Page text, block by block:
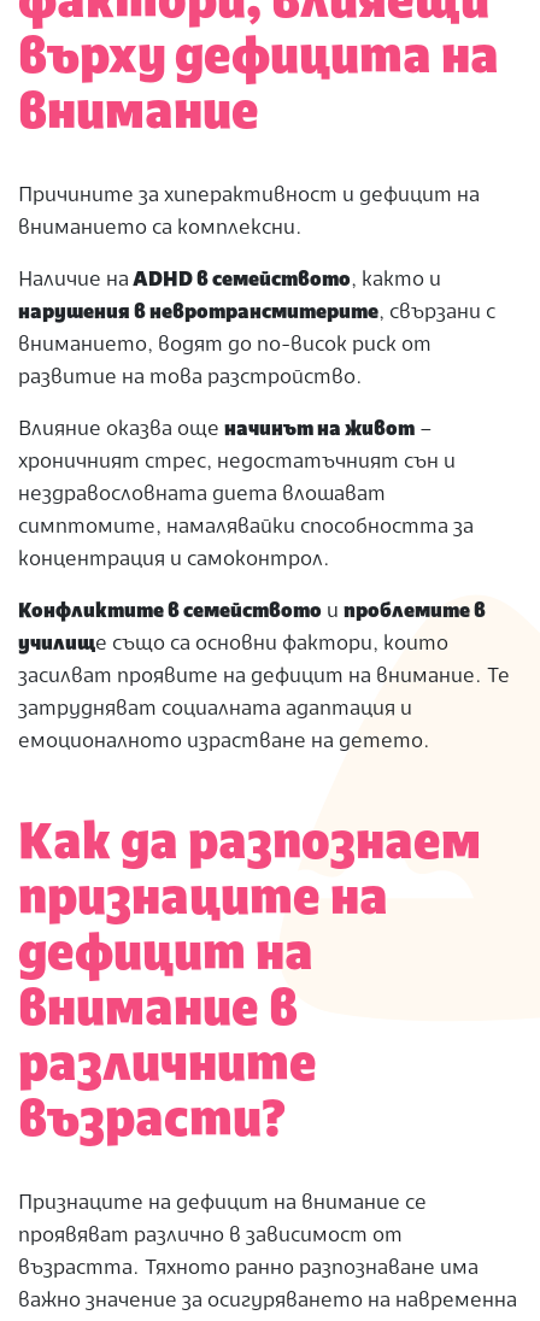
върху дефицита на
внимание
Причините за хиперактивност и дефицит на
вниманието са комплексни.
Наличие на ADHD в семейството, както и
нарушения в невротрансмитерите, свързани с
вниманието, водят до по-висок риск от
развитие на това разстройство.
Влияние оказва още начинът на живот –
хроничният стрес, недостатъчният сън и
нездравословната диета влошават
симптомите, намалявайки способността за
концентрация и самоконтрол.
Конфликтите в семейството и проблемите в
училище също са основни фактори, които
засилват проявите на дефицит на внимание. Те
затрудняват социалната адаптация и
емоционалното израстване на детето.
Как да разпознаем
признаците на
дефицит на
внимание в
различните
възрасти?
Признаците на дефицит на внимание се
проявяват различно в зависимост от
възрастта. Тяхното ранно разпознаване има
важно значение за осигуряването на навременна